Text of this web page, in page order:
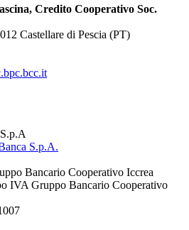
Credito Cooperativo Soc.
Castellare di Pescia (PT)
S.p.A.
Bancario Cooperativo Iccrea
IVA Gruppo Bancario Cooperativo